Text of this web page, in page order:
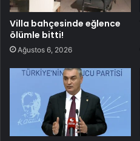
Villa bahçesinde eğlence
ölümle bitti!
Ağustos 6, 2026